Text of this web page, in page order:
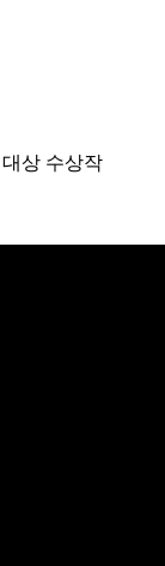
상 수상작